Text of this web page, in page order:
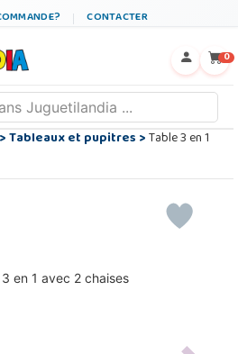
CONTACTER
0
>Tableaux et pupitres>Table 3 en 1